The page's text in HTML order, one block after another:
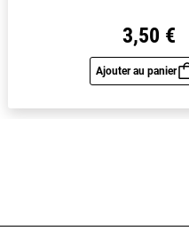
3,50 €
Ajouter au panier